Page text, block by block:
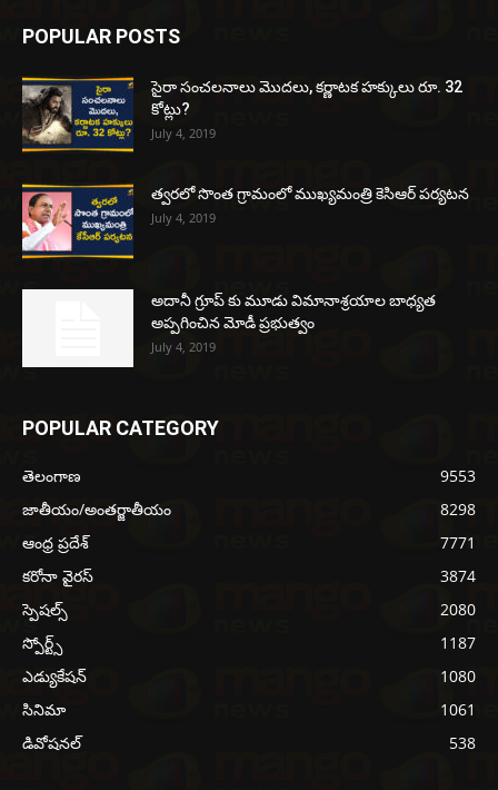
POPULAR POSTS
సైరా సంచలనాలు మొదలు, కర్ణాటక హక్కులు రూ. 32
కోట్లు?
July 4, 2019
త్వరలో సొంత గ్రామంలో ముఖ్యమంత్రి కెసిఆర్ పర్యటన
July 4, 2019
అదానీ గ్రూప్ కు మూడు విమానాశ్రయాల బాధ్యత
అప్పగించిన మోడీ ప్రభుత్వం
July 4, 2019
POPULAR CATEGORY
తెలంగాణ
9553
జాతీయం/అంతర్జాతీయం
8298
ఆంధ్ర ప్రదేశ్
7771
కరోనా వైరస్
3874
స్పెషల్స్
2080
స్పోర్ట్స్
1187
ఎడ్యుకేషన్
1080
సినిమా
1061
డివోషనల్
538